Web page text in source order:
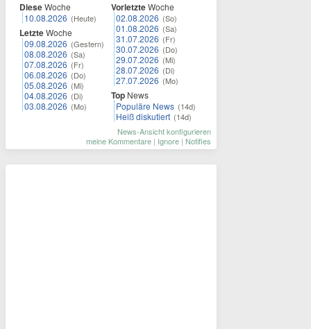
DieseWoche
10.08.2026 (Heute)
LetzteWoche
09.08.2026 (Gestern)
08.08.2026 (Sa)
07.08.2026 (Fr)
06.08.2026 (Do)
05.08.2026 (Mi)
04.08.2026 (Di)
03.08.2026 (Mo)
VorletzteWoche
02.08.2026 (So)
01.08.2026 (Sa)
31.07.2026 (Fr)
30.07.2026 (Do)
29.07.2026 (Mi)
28.07.2026 (Di)
27.07.2026 (Mo)
Top News
Populäre News (14d)
Heiß diskutiert (14d)
News-Ansicht konfigurieren
meine Kommentare | Ignore | Notifies